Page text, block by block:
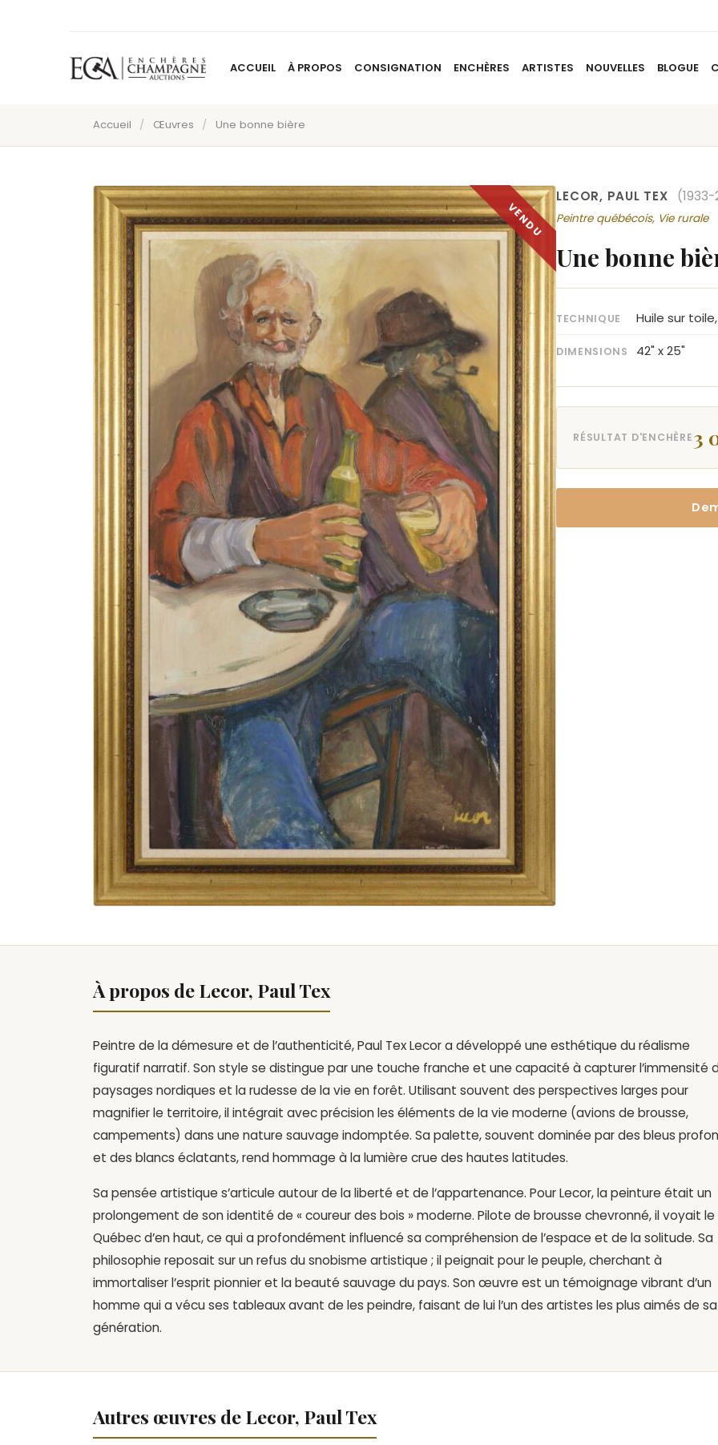
ACCUEIL À PROPOS CONSIGNATION ENCHÈRES ARTISTES NOUVELLES BLOGUE
Accueil / Œuvres / Une bonne bière
LECOR, PAUL TEX (1933-
Peintre québécois, Vie rurale
Une bonne
TECHNIQUE Huile sur
DIMENSIONS 42" x 25"
RÉSULTAT D'ENCHÈRE3
À propos de Lecor, Paul Tex
Peintre de la démesure et de l’authenticité, Paul Tex Lecor a développé une esthétique du réalisme
figuratif narratif. Son style se distingue par une touche franche et une capacité à capturer l’immensité
paysages nordiques et la rudesse de la vie en forêt. Utilisant souvent des perspectives larges pour
magnifier le territoire, il intégrait avec précision les éléments de la vie moderne (avions de brousse,
campements) dans une nature sauvage indomptée. Sa palette, souvent dominée par des bleus
et des blancs éclatants, rend hommage à la lumière crue des hautes latitudes.
Sa pensée artistique s’articule autour de la liberté et de l’appartenance. Pour Lecor, la peinture était un
prolongement de son identité de « coureur des bois » moderne. Pilote de brousse chevronné, il voyait le
Québec d’en haut, ce qui a profondément influencé sa compréhension de l’espace et de la solitude. Sa
philosophie reposait sur un refus du snobisme artistique ; il peignait pour le peuple, cherchant à
immortaliser l’esprit pionnier et la beauté sauvage du pays. Son œuvre est un témoignage vibrant d’un
homme qui a vécu ses tableaux avant de les peindre, faisant de lui l’un des artistes les plus aimés de sa
génération.
Autres œuvres de Lecor, Paul Tex